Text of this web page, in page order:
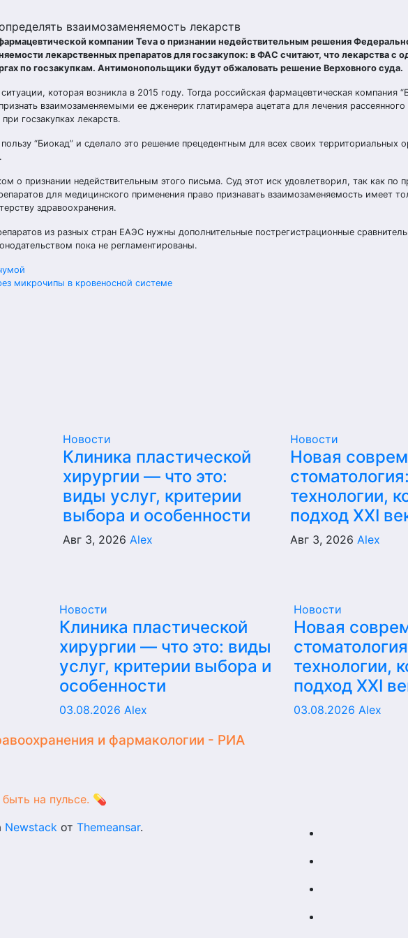
взаимозаменяемость лекарств
компании Teva о признании недействительным решения
лекарственных препаратов для госзакупок: в ФАС считают, что лекарства с
по госзакупкам. Антимонопольщики будут обжаловать решение Верховного суда.
которая возникла в 2015 году. Тогда российская фармацевтическая компания
взаимозаменяемыми ее дженерик глатирамера ацетата для лечения рассеянного
госзакупках лекарств.
“Биокад” и сделало это решение прецедентным для всех своих территориальных
о признании недействительным этого письма. Суд этот иск удовлетворил, так как по
для медицинского применения право признавать взаимозаменяемость имеет
здравоохранения.
из разных стран ЕАЭС нужны дополнительные пострегистрационные
пока не регламентированы.
микрочипы в кровеносной системе
Новости
Клиника пластической
хирургии — что это:
виды услуг, критерии
выбора и особенности
Авг 3, 2026Alex
Новости
Новая
стоматология:
технологии,
подход XXI
Авг 3, 2026 Alex
Новости
Клиника пластической
хирургии — что это: виды
услуг, критерии выбора и
особенности
03.08.2026 Alex
Новости
Новая
технологии,
подход XXI
03.08.2026 Alex
и фармакологии - РИА
на пульсе. 💊
Newstack от Themeansar.